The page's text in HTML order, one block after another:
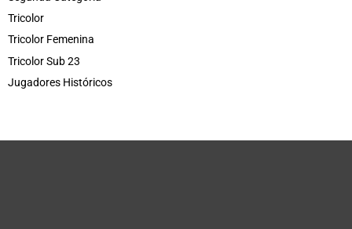
Tricolor
Tricolor Femenina
Tricolor Sub 23
Jugadores Históricos